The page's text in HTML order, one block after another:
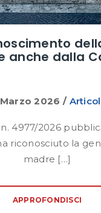
anche dalla
2026 /
4977/2026
riconosciuto la
madre […]
APPROFONDISCI